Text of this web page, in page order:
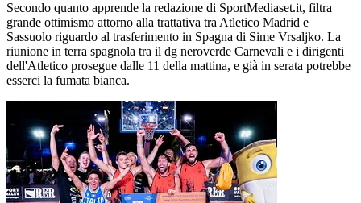
Secondo quanto apprende la redazione di SportMediaset.it, filtra
grande ottimismo attorno alla trattativa tra Atletico Madrid e
Sassuolo riguardo al trasferimento in Spagna di Sime Vrsaljko. La
riunione in terra spagnola tra il dg neroverde Carnevali e i dirigenti
dell'Atletico prosegue dalle 11 della mattina, e già in serata potrebbe
esserci la fumata bianca.